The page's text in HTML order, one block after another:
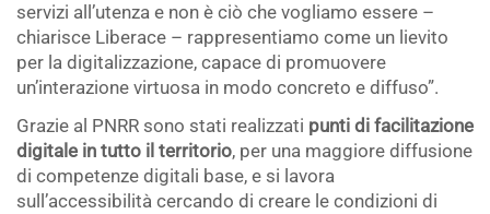
servizi all’utenza e non è ciò che vogliamo essere –
chiarisce Liberace – rappresentiamo come un lievito
per la digitalizzazione, capace di promuovere
un’interazione virtuosa in modo concreto e diffuso”.
Grazie al PNRR sono stati realizzati punti di facilitazione
digitale in tutto il territorio, per una maggiore diffusione
di competenze digitali base, e si lavora
sull’accessibilità cercando di creare le condizioni di